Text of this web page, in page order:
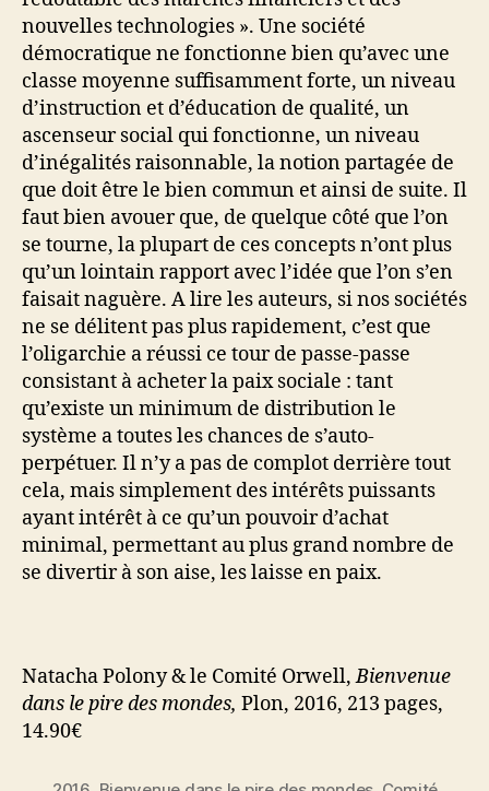
nouvelles technologies ». Une société
démocratique ne fonctionne bien qu’avec une
classe moyenne suffisamment forte, un niveau
d’instruction et d’éducation de qualité, un
ascenseur social qui fonctionne, un niveau
d’inégalités raisonnable, la notion partagée de
que doit être le bien commun et ainsi de suite. Il
faut bien avouer que, de quelque côté que l’on
se tourne, la plupart de ces concepts n’ont plus
qu’un lointain rapport avec l’idée que l’on s’en
faisait naguère. A lire les auteurs, si nos sociétés
ne se délitent pas plus rapidement, c’est que
l’oligarchie a réussi ce tour de passe-passe
consistant à acheter la paix sociale : tant
qu’existe un minimum de distribution le
système a toutes les chances de s’auto-
perpétuer. Il n’y a pas de complot derrière tout
cela, mais simplement des intérêts puissants
ayant intérêt à ce qu’un pouvoir d’achat
minimal, permettant au plus grand nombre de
se divertir à son aise, les laisse en paix.
Natacha Polony & le Comité Orwell,Bienvenue
dans le pire des mondes, Plon, 2016, 213 pages,
14.90€